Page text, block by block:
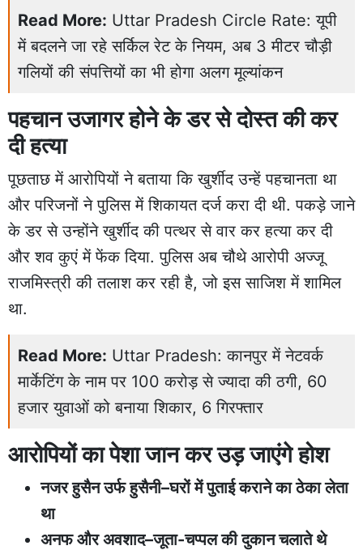
Read More: Uttar Pradesh Circle Rate: यूपी
में बदलने जा रहे सर्किल रेट के नियम, अब 3 मीटर चौड़ी
गलियों की संपत्तियों का भी होगा अलग मूल्यांकन
पहचान उजागर होने के डर से दोस्त की कर
दी हत्या
पूछताछ में आरोपियों ने बताया कि खुर्शीद उन्हें पहचानता था
और परिजनों ने पुलिस में शिकायत दर्ज करा दी थी. पकड़े जाने
के डर से उन्होंने खुर्शीद की पत्थर से वार कर हत्या कर दी
और शव कुएं में फेंक दिया. पुलिस अब चौथे आरोपी अज्जू
राजमिस्त्री की तलाश कर रही है, जो इस साजिश में शामिल
था.
Read More: Uttar Pradesh: कानपुर में नेटवर्क
मार्केटिंग के नाम पर 100 करोड़ से ज्यादा की ठगी, 60
हजार युवाओं को बनाया शिकार, 6 गिरफ्तार
आरोपियों का पेशा जान कर उड़ जाएंगे होश
नजर हुसैन उर्फ हुसैनी–घरों में पुताई कराने का ठेका लेता
था
अनफ और अवशाद–जूता-चप्पल की दुकान चलाते थे